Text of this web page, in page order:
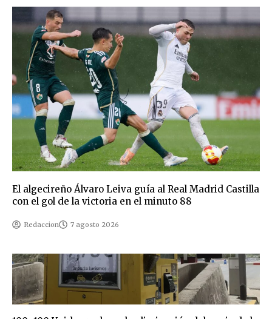
El algecireño Álvaro Leiva guía al Real Madrid Castilla
con el gol de la victoria en el minuto 88
Redaccion 7 agosto 2026